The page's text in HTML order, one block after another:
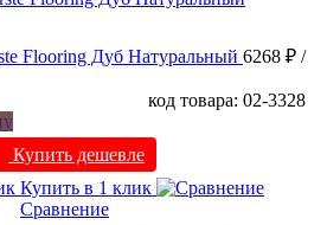
Flooring Дуб Натуральный 6268 ₽ /
код товара: 02-3328
Купить дешевле
Купить в 1 клик
Сравнение